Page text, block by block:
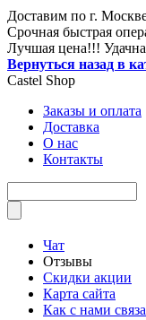
Доставим по г.
Срочная быстрая
Лучшая цена!!!
Вернуться назад в
Castel Shop
Заказы и оплата
Доставка
О нас
Контакты
Чат
Отзывы
Скидки акции
Карта сайта
Как с нами